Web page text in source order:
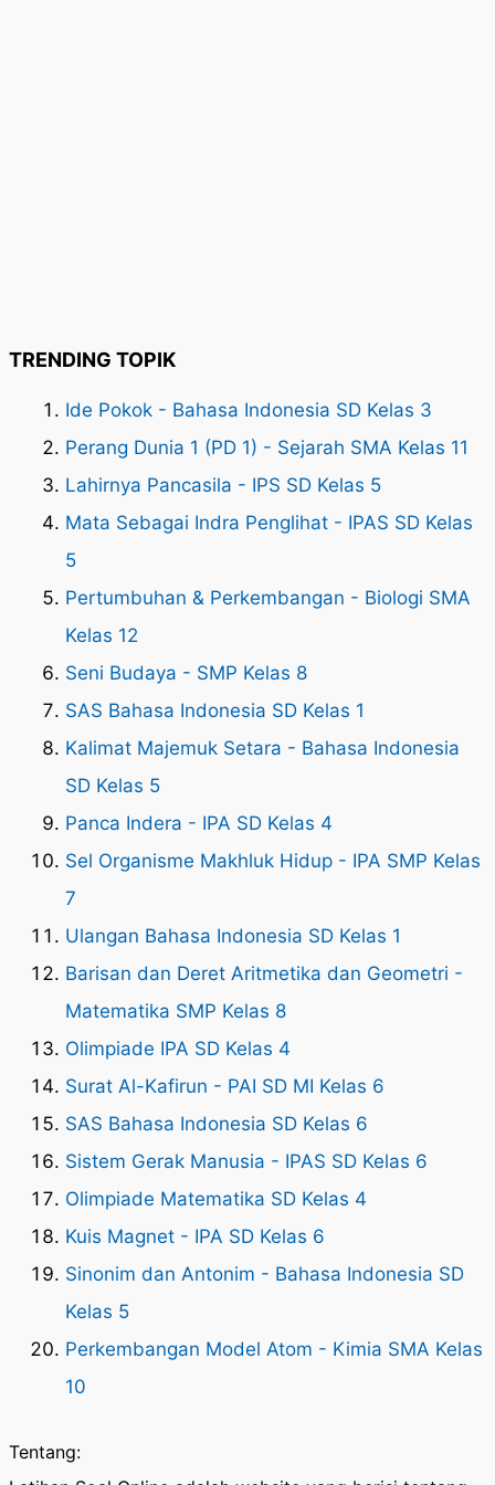
TRENDING TOPIK
Ide Pokok - Bahasa Indonesia SD Kelas 3
Perang Dunia 1 (PD 1) - Sejarah SMA Kelas 11
Lahirnya Pancasila - IPS SD Kelas 5
Mata Sebagai Indra Penglihat - IPAS SD Kelas
5
Pertumbuhan & Perkembangan - Biologi SMA
Kelas 12
Seni Budaya - SMP Kelas 8
SAS Bahasa Indonesia SD Kelas 1
Kalimat Majemuk Setara - Bahasa Indonesia
SD Kelas 5
Panca Indera - IPA SD Kelas 4
Sel Organisme Makhluk Hidup - IPA SMP Kelas
7
Ulangan Bahasa Indonesia SD Kelas 1
Barisan dan Deret Aritmetika dan Geometri -
Matematika SMP Kelas 8
Olimpiade IPA SD Kelas 4
Surat Al-Kafirun - PAI SD MI Kelas 6
SAS Bahasa Indonesia SD Kelas 6
Sistem Gerak Manusia - IPAS SD Kelas 6
Olimpiade Matematika SD Kelas 4
Kuis Magnet - IPA SD Kelas 6
Sinonim dan Antonim - Bahasa Indonesia SD
Kelas 5
Perkembangan Model Atom - Kimia SMA Kelas
10
Tentang: